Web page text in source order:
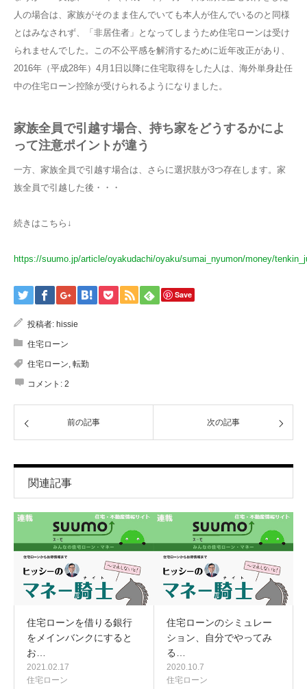
人の場合は、家族がそのまま住んでいても本人が住んでいるのと同様
とはみなされず、「非居住者」となってしまうため住宅ローンは受け
られませんでした。この不公平感を解消するために近年改正があり、
2016年（平成28年）4月1日以降に住宅取得をした人は、海外単身赴任
中の住宅ローン控除が受けられるようになりました。
家族全員で引越す場合、持ち家をどうするかによ
って注意ポイントが違う
一方、家族全員で引越す場合は、さらに選択肢が3つ存在します。家
族全員で引越した後・・・
続きはこちら↓
https://suumo.jp/article/oyakudachi/oyaku/sumai_nyumon/money/
Save
投稿者: hissie
住宅ローン
住宅ローン, 転勤
コメント: 2
前の記事 次の記事
関連記事
住宅ローンを借りる銀行
をメインバンクにすると
お…
2021.02.17
住宅ローン
住宅ローンのシミュレー
ション、自分でやってみ
る…
2020.10.7
住宅ローン